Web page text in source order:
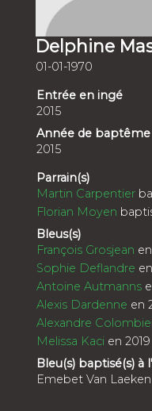
Delphine
01-01-1970
Entrée en ingé
2015
Année de baptême
2015
Parrain(s)
Martin Carpentier
Florian Moyen
Bleus(s)
François Grosjean
Sophie Deflandre
Antoine Autmanns
Alexis Dardenne en
Alexandre
Melissa Kaci en 2019
Bleu(s) baptisé(s) à
Emebet Van